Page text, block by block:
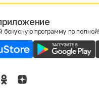
Женский
бонусную программу по полной!